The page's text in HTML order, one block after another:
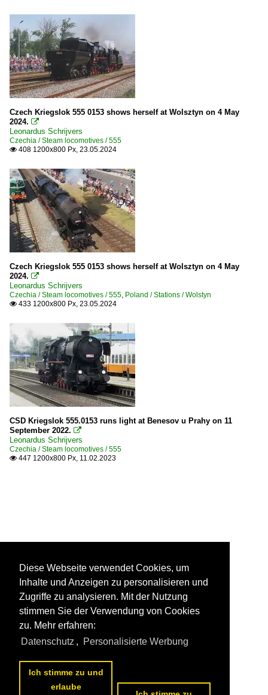
Czech Kriegslok 555 0153 shows herself at Wolsztyn on 4 May
2024. 
Leonardus Schrijvers
Czechia / Steam locomotives / 555
 408 1200x800 Px, 23.05.2024
Czech Kriegslok 555 0153 shows herself at Wolsztyn on 4 May
2024. 
Leonardus Schrijvers
Czechia / Steam locomotives / 555, Poland / Stations / Wolstyn
 433 1200x800 Px, 23.05.2024
CSD Kriegslok 555.0153 runs light at Benesov u Prahy on 11
September 2022. 
Leonardus Schrijvers
Czechia / Steam locomotives / 555
 447 1200x800 Px, 11.02.2023
Diese Webseite verwendet Cookies, um
Inhalte und Anzeigen zu personalisieren und
Zugriffe zu analysieren. Mit der Nutzung
stimmen Sie der Verwendung von Cookies
zu. Mehr erfahren:
Datenschutz , Personalisierte Werbung
Ich stimme zu und
erlaube